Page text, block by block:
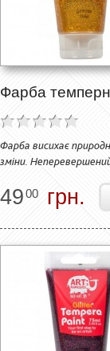
Фарба
Фарба висихає
зміни. Неперевершений
4900 грн.